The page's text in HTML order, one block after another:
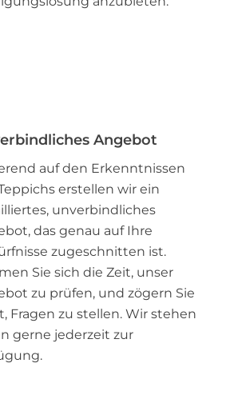
Angebot
auf den Erkenntnissen
erstellen wir ein
unverbindliches
das genau auf Ihre
zugeschnitten ist.
Sie sich die Zeit, unser
zu prüfen, und zögern Sie
Fragen zu stellen. Wir stehen
gerne jederzeit zur